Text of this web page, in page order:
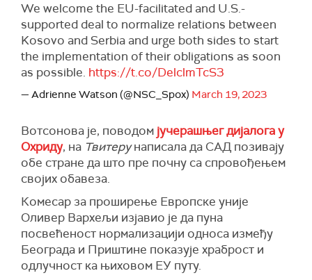
We welcome the EU-facilitated and U.S.-
supported deal to normalize relations between
Kosovo and Serbia and urge both sides to start
the implementation of their obligations as soon
as possible. https://t.co/DelclmTcS3
— Adrienne Watson (@NSC_Spox) March 19, 2023
Вотсонова је, поводом јучерашњег дијалога у
Охриду, на Твитерунаписала да САД позивају
обе стране да што пре почну са спровођењем
својих обавеза.
Комесар за проширење Европске уније
Оливер Вархељи изјавио је да пуна
посвећеност нормализацији односа између
Београда и Приштине показује храброст и
одлучност ка њиховом ЕУ путу.